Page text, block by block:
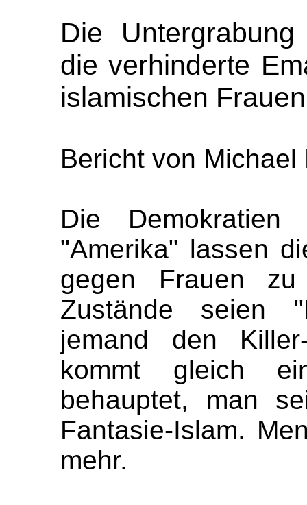
Die
die verhinderte
islamischen Frauen
Bericht von
Die
"Amerika" lassen
gegen Frauen
Zustände seien
jemand den
kommt gleich
behauptet, man
Fantasie-Islam.
mehr.